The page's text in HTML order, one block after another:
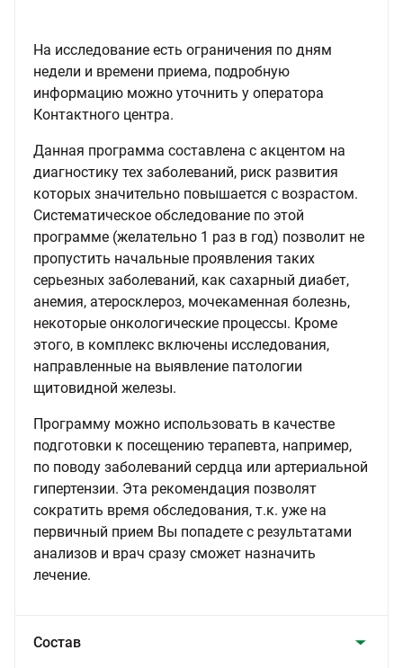
На исследование есть ограничения по дням
недели и времени приема, подробную
информацию можно уточнить у оператора
Контактного центра.
Данная программа составлена с акцентом на
диагностику тех заболеваний, риск развития
которых значительно повышается с возрастом.
Систематическое обследование по этой
программе (желательно 1 раз в год) позволит не
пропустить начальные проявления таких
серьезных заболеваний, как сахарный диабет,
анемия, атеросклероз, мочекаменная болезнь,
некоторые онкологические процессы. Кроме
этого, в комплекс включены исследования,
направленные на выявление патологии
щитовидной железы.
Программу можно использовать в качестве
подготовки к посещению терапевта, например,
по поводу заболеваний сердца или артериальной
гипертензии. Эта рекомендация позволят
сократить время обследования, т.к. уже на
первичный прием Вы попадете с результатами
анализов и врач сразу сможет назначить
лечение.
Состав